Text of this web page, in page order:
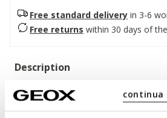
continua
Free standard delivery in 3-6
Free returns within 30 days of
Description
Women's open sandal with double
contemporary and relaxed attitude.